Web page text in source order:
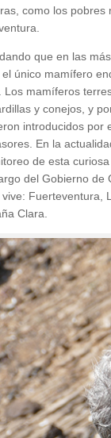
como los pobres
que en las
único mamífero
Los mamíferos
y conejos, y
introducidos por
En la
de esta
del Gobierno de
Fuerteventura,
Clara.